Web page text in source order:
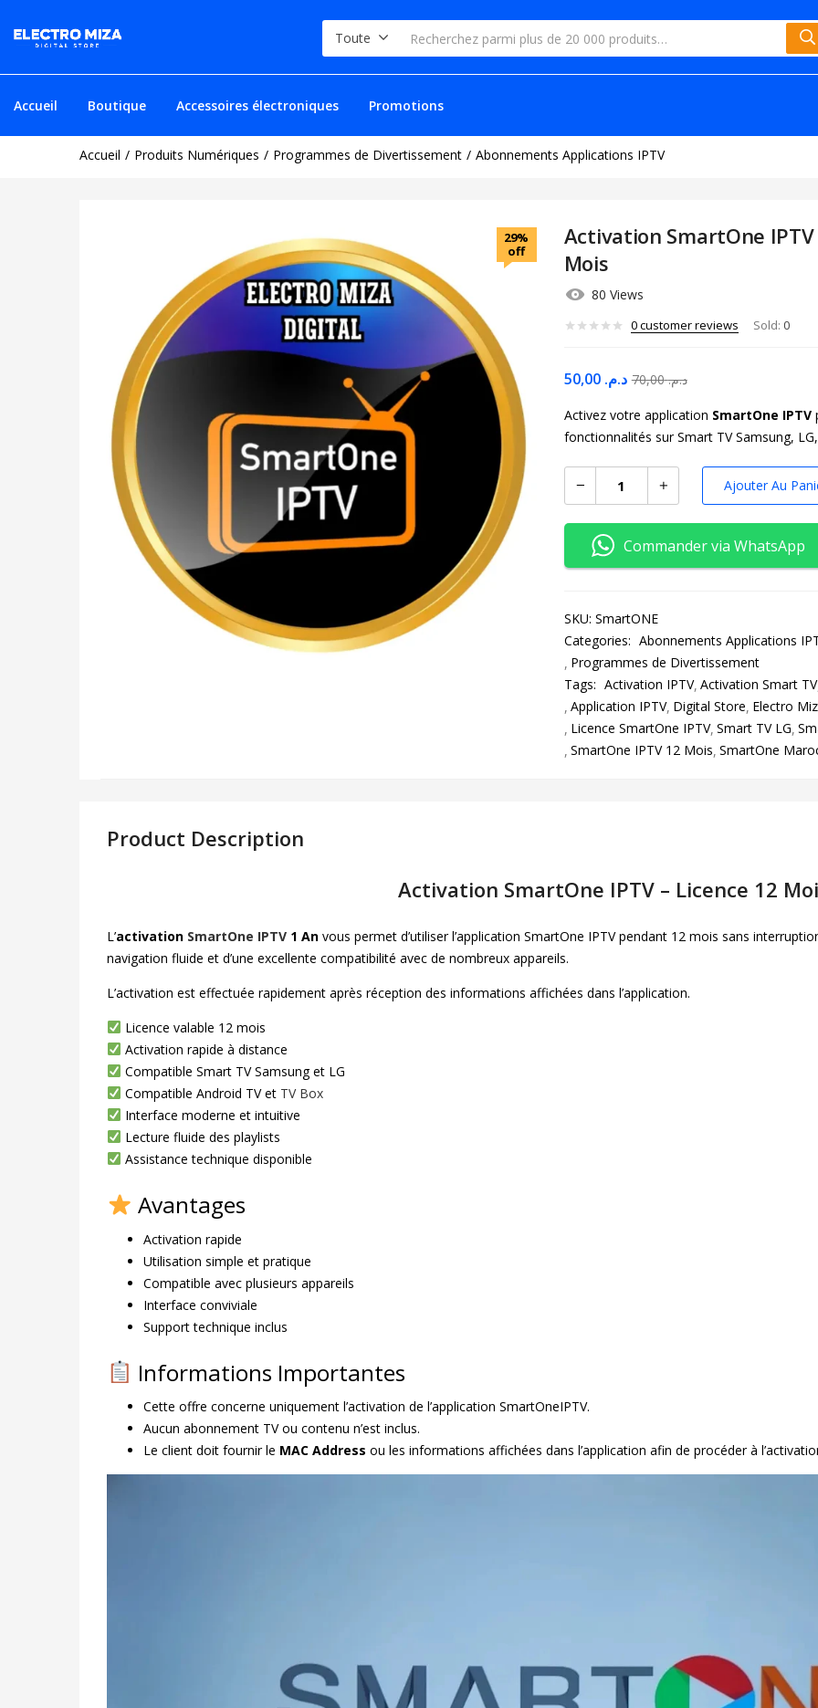
Toute
Accueil Boutique Accessoires électroniques Promotions
Accueil Produits Numériques Programmes de Divertissement Abonnements Applications IPTV
29%
off
Activation SmartOne IPTV
Mois
80 Views
0customer reviews Sold: 0
د.م. 50,00 د.م.70,00
Activez votre application SmartOne IPTV
fonctionnalités sur Smart TV Samsung,
Ajouter Au
Commander via WhatsApp
SKU: SmartONE
Categories: Abonnements Applications
Programmes de Divertissement
Tags: Activation IPTV Activation Smart TV
Application IPTV Digital Store Electro
Licence SmartOne IPTV Smart TV LG
SmartOne IPTV 12 Mois SmartOne
Product Description
Activation SmartOne IPTV – Licence 12
L’activation SmartOne IPTV 1 An vous permet d’utiliser l’application SmartOne IPTV pendant 12 mois sans
navigation fluide et d’une excellente compatibilité avec de nombreux appareils.
L’activation est effectuée rapidement après réception des informations affichées dans l’application.
Licence valable 12 mois
Activation rapide à distance
Compatible Smart TV Samsung et LG
Compatible Android TV et TV Box
Interface moderne et intuitive
Lecture fluide des playlists
Assistance technique disponible
Avantages
Activation rapide
Utilisation simple et pratique
Compatible avec plusieurs appareils
Interface conviviale
Support technique inclus
Informations Importantes
Cette offre concerne uniquement l’activation de l’application SmartOneIPTV.
Aucun abonnement TV ou contenu n’est inclus.
Le client doit fournir le MAC Address ou les informations affichées dans l’application afin de procéder à